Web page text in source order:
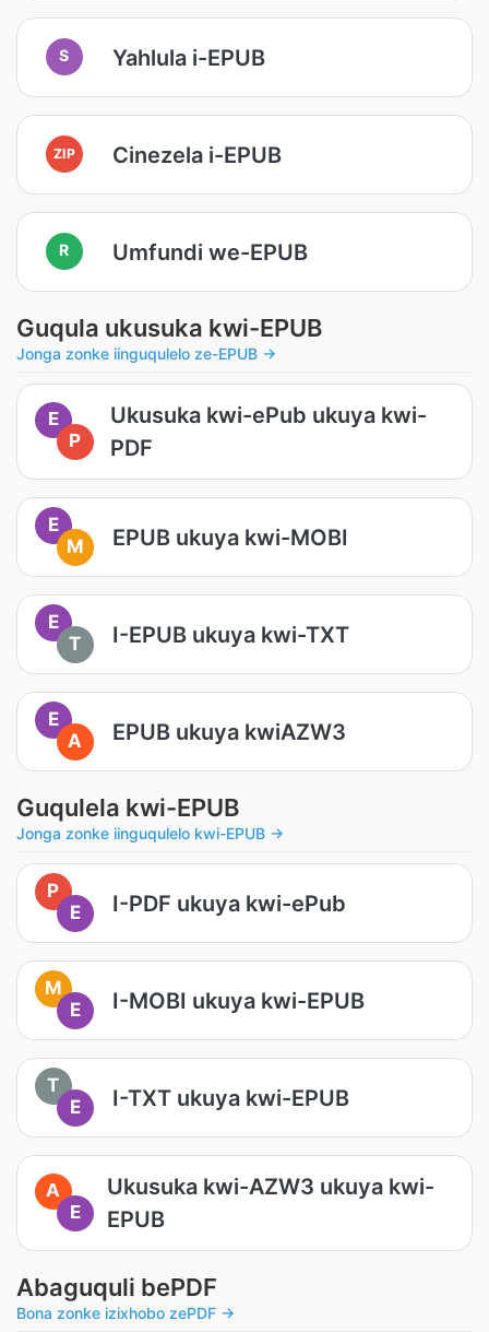
S Yahlula i-EPUB
ZIP Cinezela i-EPUB
R Umfundi we-EPUB
Guqula ukusuka kwi-EPUB
Jonga zonke iinguqulelo ze-EPUB →
E
P
Ukusuka kwi-ePub ukuya kwi-
PDF
E
M
EPUB ukuya kwi-MOBI
E
T
I-EPUB ukuya kwi-TXT
E
A
EPUB ukuya kwiAZW3
Guqulela kwi-EPUB
Jonga zonke iinguqulelo kwi-EPUB →
P
E
I-PDF ukuya kwi-ePub
M
E
I-MOBI ukuya kwi-EPUB
T
E
I-TXT ukuya kwi-EPUB
A
E
Ukusuka kwi-AZW3 ukuya kwi-
EPUB
Abaguquli bePDF
Bona zonke izixhobo zePDF →